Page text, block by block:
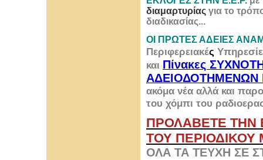
διαμαρτυρίας για το
διαδικασίας...
ΟΙ ΠΡΩΤΕΣ ΑΔΕΙΕΣ
Περιφερειακές
και Πίνακες
ακόμα νέα αλλά και
του χόμπι του
ΠΡΟΛΑΒΕΤΕ ΤΗΝ
ΤΟΥ ΠΕΡΙΟΔΙΚΟΥ
ΟΛΑ ΤΑ ΤΕΥΧΗ ΣΕ